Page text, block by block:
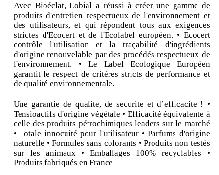
Avec Bioéclat, Lobial a réussi à créer une gamme de
produits d'entretien respectueux de l'environnement et
des utilisateurs, et qui répondent tous aux exigences
strictes d'Ecocert et de l'Ecolabel européen. • Ecocert
contrôle l'utilisation et la traçabilité d'ingrédients
d'origine renouvelable par des procédés respectueux de
l'environnement. • Le Label Ecologique Européen
garantit le respect de critères stricts de performance et
de qualité environnementale.
Une garantie de qualite, de securite et d’efficacite ! •
Tensioactifs d'origine végétale • Efficacité équivalente à
celle des produits pétrochimiques leaders sur le marché
• Totale innocuité pour l'utilisateur • Parfums d'origine
naturelle • Formules sans colorants • Produits non testés
sur les animaux • Emballages 100% recyclables •
Produits fabriqués en France